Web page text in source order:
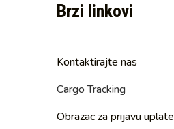
Brzi linkovi
Kontaktirajte nas
Cargo Tracking
Obrazac za prijavu uplate